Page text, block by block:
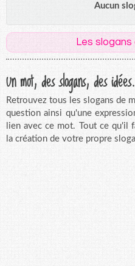
Aucun
Les
Un mot, des slogans, des
Retrouvez tous les slogans de
question ainsi qu'une
lien avec ce mot. Tout ce qu'il
la création de votre propre